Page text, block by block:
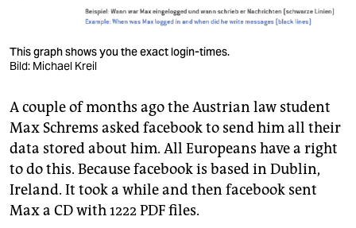
verlag
shop
fragen & hilfe
unterstützen
abo
This graph shows you the exact login-times.
Bild: Michael Kreil
A couple of months ago the Austrian law student
Max Schrems asked facebook to send him all their
data stored about him. All Europeans have a right
to do this. Because facebook is based in Dublin,
Ireland. It took a while and then facebook sent
Max a CD with 1222 PDF files.